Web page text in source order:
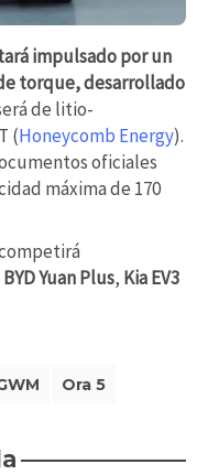
impulsado por un
torque, desarrollado
de litio-
(Honeycomb Energy).
oficiales
máxima de 170
BYD Yuan Plus, Kia EV3
Ora 5